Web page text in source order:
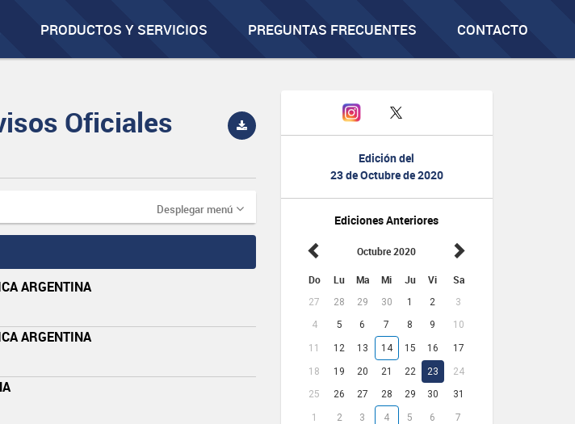
PRODUCTOS Y SERVICIOS PREGUNTAS FRECUENTES CONTACTO
Edición del
23 de Octubre de 2020
Ediciones Anteriores
Octubre 2020
Do Lu Ma Mi Ju Vi Sa
27 28 29 30 1 2
3
4
5 6 7 8 9 10
11 12 13 14 15 16 17
18 19 20 21 22 23
24
25
26 27 28 29 30 31
1 2 3 4 5 6 7
Oficiales
Desplegar menú
ARGENTINA
ARGENTINA